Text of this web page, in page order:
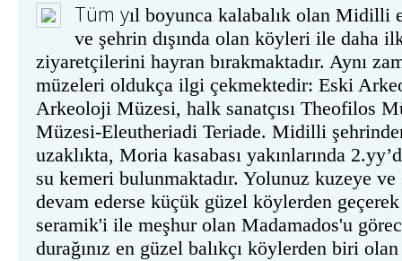
Tüm yıl boyunca kalabalık olan Midilli
ve şehrin dışında olan köyleri ile daha
ziyaretçilerini hayran bırakmaktadır. Aynı
müzeleri oldukça ilgi çekmektedir: Eski
Arkeoloji Müzesi, halk sanatçısı Theofilos
Müzesi-Eleutheriadi Teriade. Midilli
uzaklıkta, Moria kasabası yakınlarında
su kemeri bulunmaktadır. Yolunuz kuzeye ve
devam ederse küçük güzel köylerden
seramik'i ile meşhur olan Madamados'u
durağınız en güzel balıkçı köylerden biri